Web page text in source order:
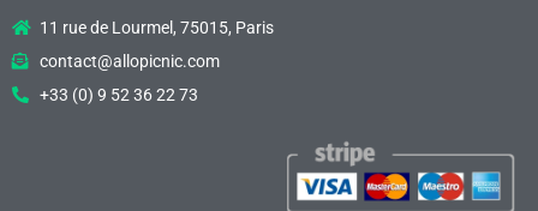
11 rue de Lourmel, 75015, Paris
contact@allopicnic.com
+33 (0) 9 52 36 22 73